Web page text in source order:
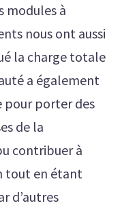
modules à
nous ont aussi
la charge totale
a également
pour porter des
de la
contribuer à
tout en étant
d’autres